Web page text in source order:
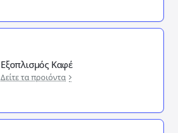
Εξοπλισμός Καφέ
Δείτε τα προιόντα